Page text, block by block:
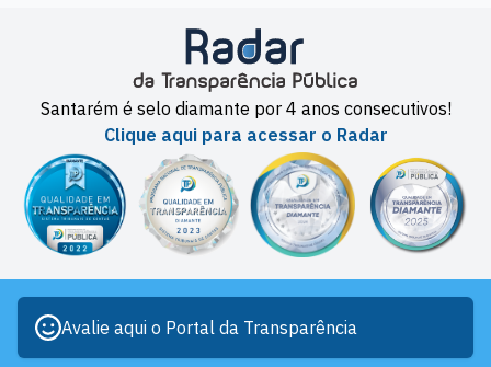
Santarém é selo diamante por 4 anos consecutivos!
Clique aqui para acessar o Radar
Avalie aqui o Portal da Transparência